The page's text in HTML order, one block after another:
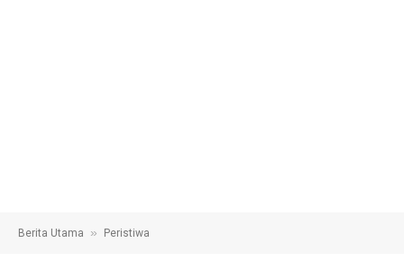
Berita Utama » Peristiwa